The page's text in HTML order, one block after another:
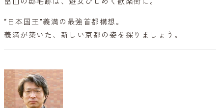
“日本国王”義満の最強首都構想。
義満が築いた、新しい京都の姿を探りましょう。